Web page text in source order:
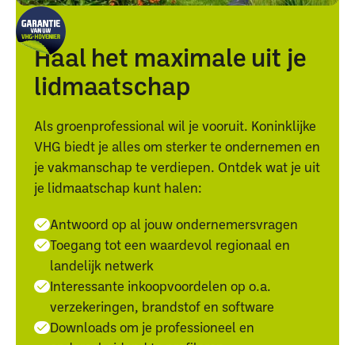
Haal het maximale uit je
lidmaatschap
Als groenprofessional wil je vooruit. Koninklijke
VHG biedt je alles om sterker te ondernemen en
je vakmanschap te verdiepen. Ontdek wat je uit
je lidmaatschap kunt halen:
Antwoord op al jouw ondernemersvragen
Toegang tot een waardevol regionaal en
landelijk netwerk
Interessante inkoopvoordelen op o.a.
verzekeringen, brandstof en software
Downloads om je professioneel en